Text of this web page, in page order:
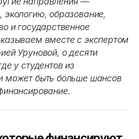
экологию, образование,
и государственное
вместе с экспертом
Уруновой, о десяти
у студентов из
может быть больше шансов